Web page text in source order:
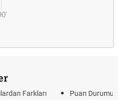
OM ve Diğer Kısaltmalar Ne